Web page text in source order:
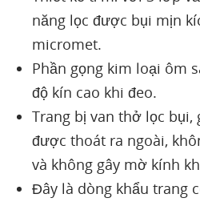
năng lọc được bụi mịn
micromet.
Phần gọng kim loại ôm
độ kín cao khi đeo.
Trang bị van thở lọc
được thoát ra ngoài,
và không gây mờ kính
Đây là dòng khẩu trang